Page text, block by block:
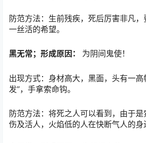
防范方法：生前残疾，死后厉害非凡
一丝活的希望。
黑无常；形成原因： 为阴间鬼使！
出现方式：身材高大，黑面，头有一高
发”，手拿索命钩。
防范方法：将死之人可以看到，由于
伤及活人，火焰低的人在快断气人的身